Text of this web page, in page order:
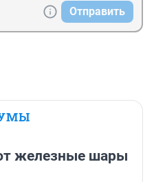
Отправить
железные шары